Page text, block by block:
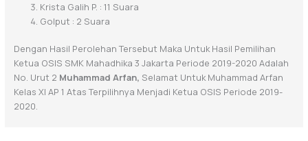
Krista Galih P. : 11 Suara
Golput : 2 Suara
Dengan Hasil Perolehan Tersebut Maka Untuk Hasil Pemilihan
Ketua OSIS SMK Mahadhika 3 Jakarta Periode 2019-2020 Adalah
No. Urut 2 Muhammad Arfan, Selamat Untuk Muhammad Arfan
Kelas XI AP 1 Atas Terpilihnya Menjadi Ketua OSIS Periode 2019-
2020.